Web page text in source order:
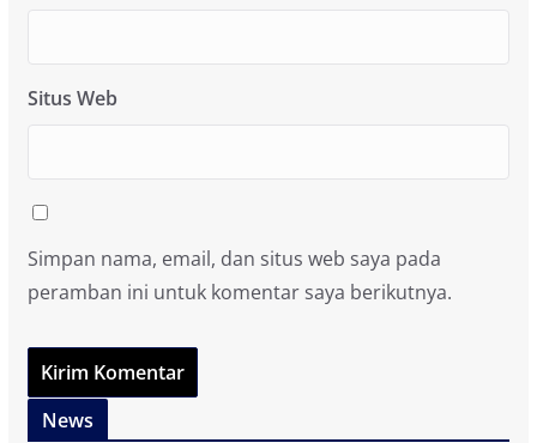
Situs Web
Simpan nama, email, dan situs web saya pada
peramban ini untuk komentar saya berikutnya.
News